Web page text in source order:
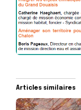
Articles similaires